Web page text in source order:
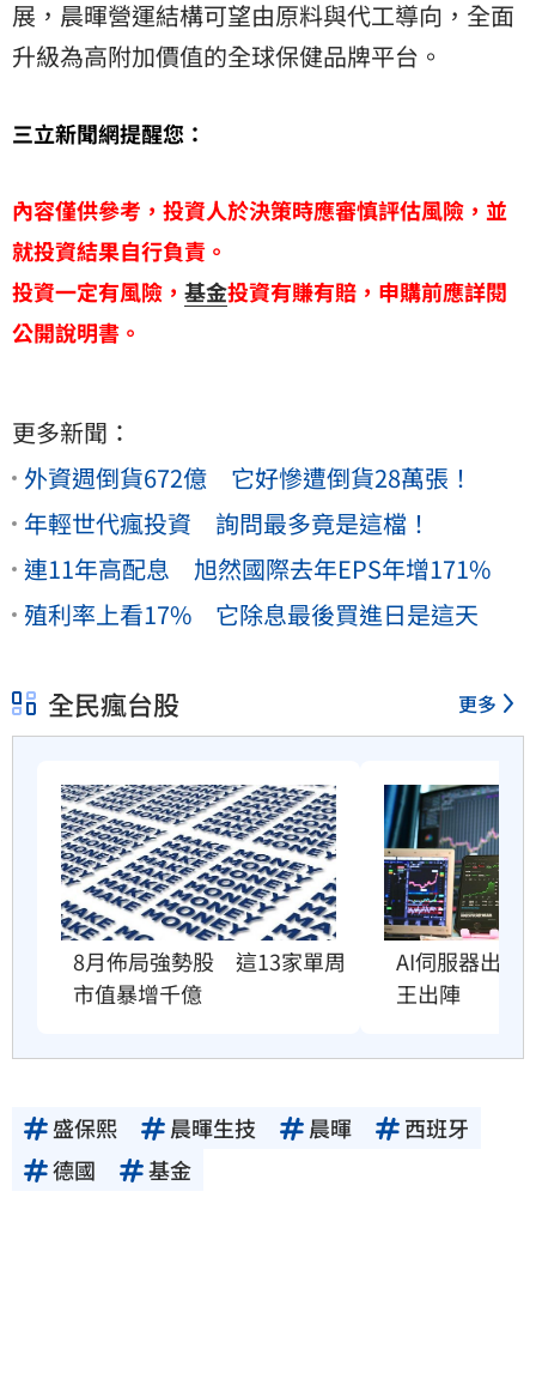
展，晨暉營運結構可望由原料與代工導向，全面
升級為高附加價值的全球保健品牌平台。
三立新聞網提醒您：
內容僅供參考，投資人於決策時應審慎評估風險，並
就投資結果自行負責。
投資一定有風險， 基金投資有賺有賠，申購前應詳閱
公開說明書。
更多新聞：
外資週倒貨672億 它好慘遭倒貨28萬張！
年輕世代瘋投資 詢問最多竟是這檔！
連11年高配息 旭然國際去年EPS年增171%
殖利率上看17% 它除息最後買進日是這天
全民瘋台股 更多
8月佈局強勢股　這13家單周
市值暴增千億
AI伺服器出貨
王出陣
盛保熙 晨暉生技 晨暉
西班牙
德國
基金